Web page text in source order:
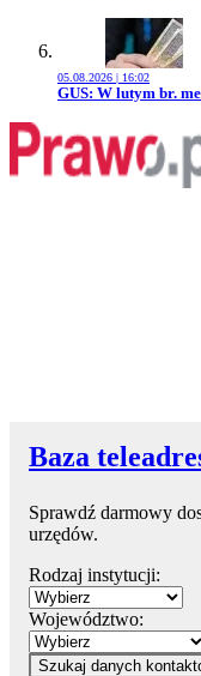
05.08.2026 | 16:02
Przejdź do artykułu:
GUS: W lutym br.
Baza
Sprawdź darmowy
urzędów.
Rodzaj instytucji:
Województwo:
Szukaj danych